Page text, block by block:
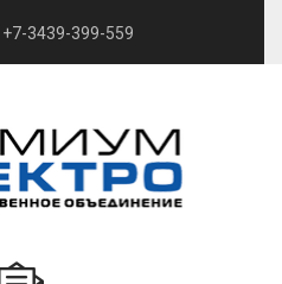
+7-3439-399-559